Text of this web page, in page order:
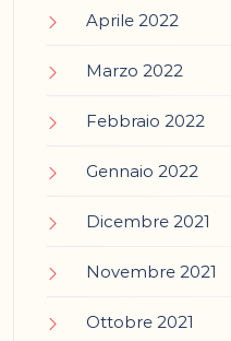
Aprile 2022
Marzo 2022
Febbraio 2022
Gennaio 2022
Dicembre 2021
Novembre 2021
Ottobre 2021